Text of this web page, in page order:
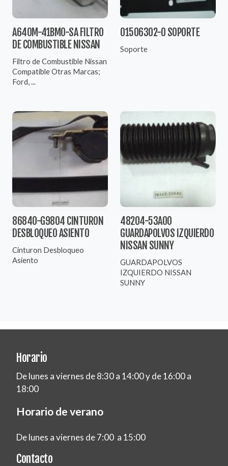
A640M-41BM0-SA FILTRO
DE COMBUSTIBLE NISSAN
Filtro de Combustible Nissan
Compatible Otras Marcas;
Ford, ...
01506302-0 SOPORTE
Soporte
86840-G9804 CINTURON
DESBLOQUEO ASIENTO
Cinturon Desbloqueo
Asiento
48204-53A00
GUARDAPOLVOS IZQUIERDO
NISSAN SUNNY
GUARDAPOLVOS
IZQUIERDO NISSAN
SUNNY
Horario
De lunes a viernes de 8:30 a 14:00 y de 16:00 a
18:00
Horario de verano
De lunes a viernes de 7:00 a 15:00
Contacto